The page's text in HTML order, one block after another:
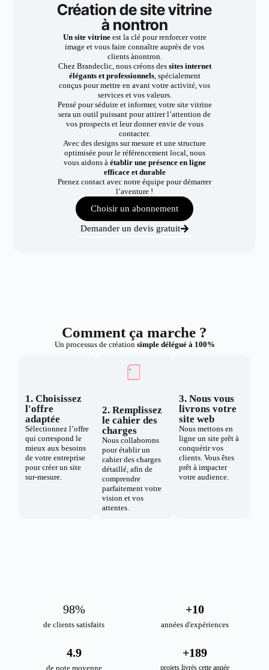
Création de site vitrine
à nontron
Un site vitrineest la clé pour renforcer votre
image et vous faire connaître auprès de vos
clients ànontron.
Chez Brandeclic, nous créons dessites internet
élégants et professionnels, spécialement
conçus pour mettre en avant votre activité, vos
services et vos valeurs.
Pensé pour séduire et informer, votre site vitrine
sera un outil puissant pour attirer l’attention de
vos prospects et leur donner envie de vous
contacter.
Avec des designs sur mesure et une structure
optimisée pour le référencement local, nous
vous aidons à établir une présence en ligne
efficace et durable
Prenez contact avec notre équipe pour démarrer
l’aventure !
Choisir un abonnement
Demander un devis gratuit
Comment ça marche ?
Un processus de création simple délégué à 100%
1. Choisissez
l'offre
adaptée
Sélectionnez l’offre
qui correspond le
mieux aux besoins
de votre entreprise
pour créer un site
sur-mesure.
2. Remplissez
le cahier des
charges
Nous collaborons
pour établir un
cahier des charges
détaillé, afin de
comprendre
parfaitement votre
vision et vos
attentes.
3. Nous vous
livrons votre
site web
Nous mettons en
ligne un site prêt à
conquérir vos
clients. Vous êtes
prêt à impacter
votre audience.
de clients satisfaits
98%
années d'expériences
+10
de note moyenne
4.9
projets livrés cette année
+189